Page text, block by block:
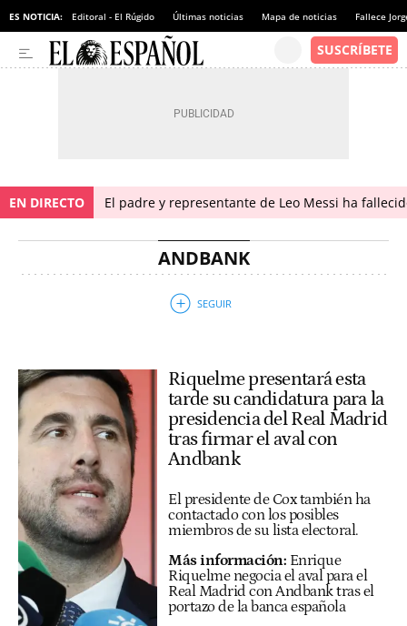
ES NOTICIA: Editoral - El Rúgido Últimas noticias Mapa de noticias Fallece
EN DIRECTO El padre y representante de Leo Messi ha
ANDBANK
Riquelme presentará esta
tarde su candidatura para la
presidencia del Real Madrid
tras firmar el aval con
Andbank
El presidente de Cox también ha
contactado con los posibles
miembros de su lista electoral.
Más información: Enrique
Riquelme negocia el aval para el
Real Madrid con Andbank tras el
portazo de la banca española